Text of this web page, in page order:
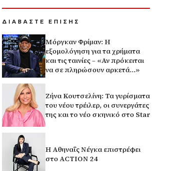
ΔΙΑΒΑΣΤΕ ΕΠΙΣΗΣ
Μόργκαν Φρίμαν: Η
εξομολόγηση για τα χρήματα
και τις ταινίες – «Αν πρόκειται
να σε πληρώσουν αρκετά…»
Ζήνα Κουτσελίνη: Τα γυρίσματα
του νέου τρέιλερ, οι συνεργάτες
της και το νέο σκηνικό στο Star
Η Αθηναΐς Νέγκα επιστρέφει
στο ACTION 24